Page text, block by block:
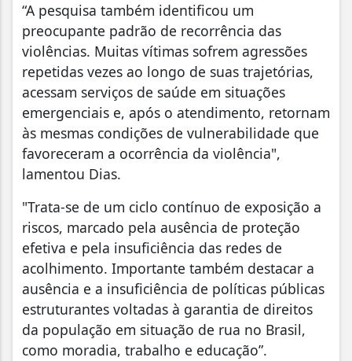
“A pesquisa também identificou um
preocupante padrão de recorrência das
violências. Muitas vítimas sofrem agressões
repetidas vezes ao longo de suas trajetórias,
acessam serviços de saúde em situações
emergenciais e, após o atendimento, retornam
às mesmas condições de vulnerabilidade que
favoreceram a ocorrência da violência",
lamentou Dias.
"Trata-se de um ciclo contínuo de exposição a
riscos, marcado pela ausência de proteção
efetiva e pela insuficiência das redes de
acolhimento. Importante também destacar a
ausência e a insuficiência de políticas públicas
estruturantes voltadas à garantia de direitos
da população em situação de rua no Brasil,
como moradia, trabalho e educação”.